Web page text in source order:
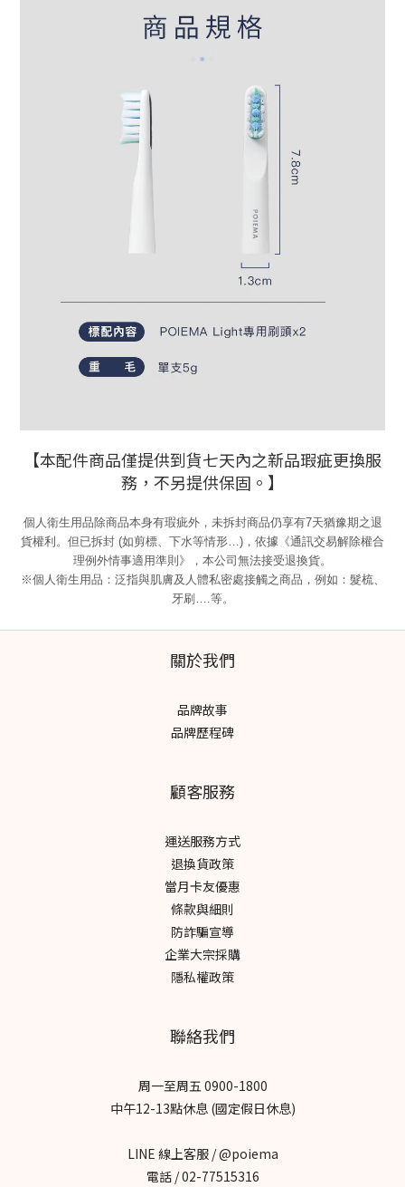
【本配件商品僅提供到貨七天內之新品瑕疵更換服
務，不另提供保固。】
個人衛生用品除商品本身有瑕疵外，未拆封商品仍享有7天猶豫期之退
貨權利。但已拆封 (如剪標、下水等情形…)，依據《通訊交易解除權合
理例外情事適用準則》，本公司無法接受退換貨。
※個人衛生用品：泛指與肌膚及人體私密處接觸之商品，例如：髮梳、
牙刷….等。
關於我們
品牌故事
品牌歷程碑
顧客服務
運送服務方式
退換貨政策
當月卡友優惠
條款與細則
防詐騙宣導
企業大宗採購
隱私權政策
聯絡我們
周一至周五 0900-1800
中午12-13點休息 (國定假日休息)
LINE 線上客服 / @poiema
電話 / 02-77515316